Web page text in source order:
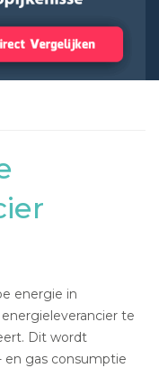
energie in
te
Dit wordt
en gas consumptie